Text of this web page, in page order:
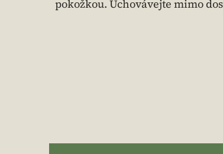
pokožkou. Uchovávejte mimo